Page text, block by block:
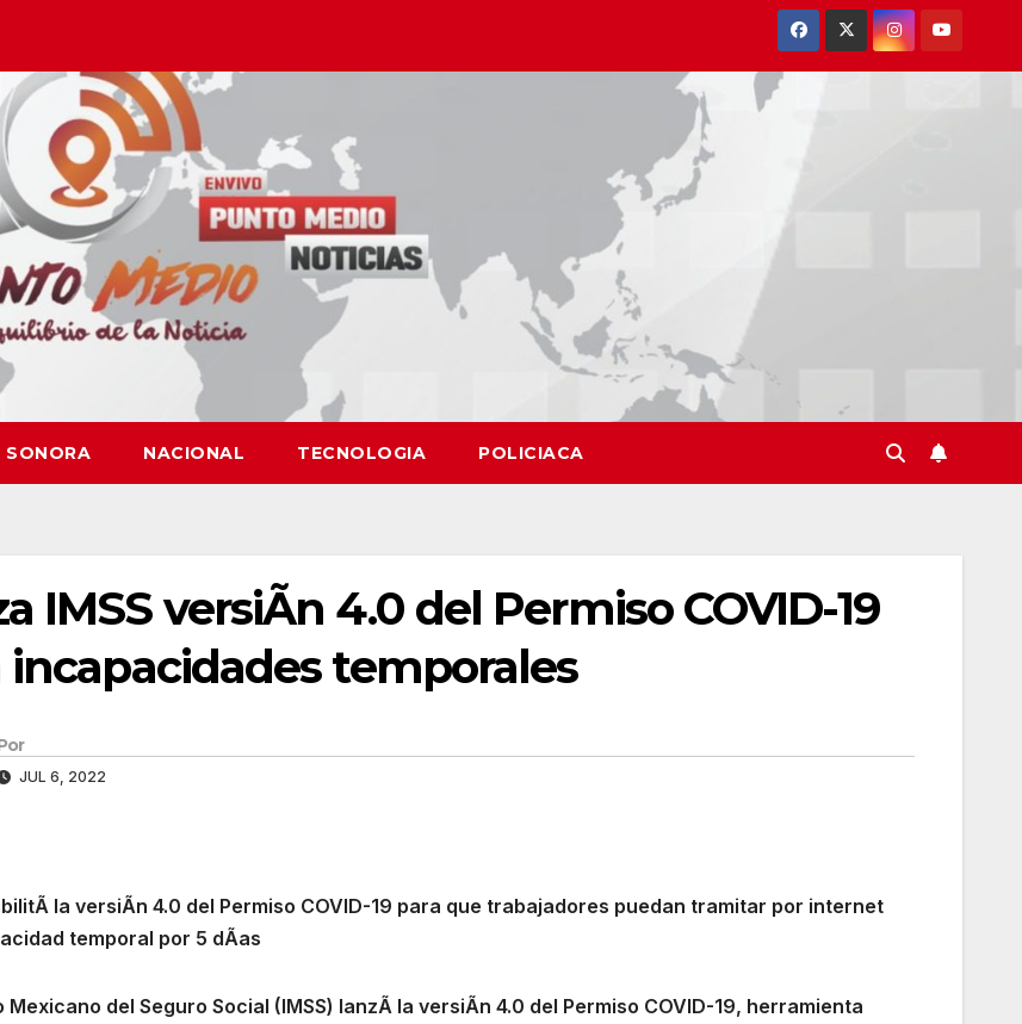
SONORA NACIONAL TECNOLOGIA POLICIACA
IMSS versiÃn 4.0 del Permiso COVID-19
incapacidades temporales
JUL 6, 2022
la versiÃn 4.0 del Permiso COVID-19 para que trabajadores puedan tramitar por internet
temporal por 5 dÃas
Mexicano del Seguro Social (IMSS) lanzÃ la versiÃn 4.0 del Permiso COVID-19, herramienta